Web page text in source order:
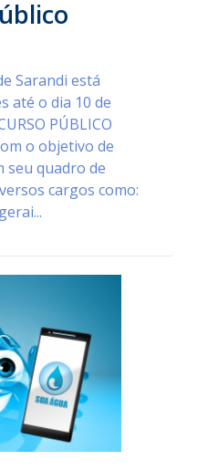
Sarandi está
até o dia 10 de
PÚBLICO
o objetivo de
seu quadro de
cargos como: